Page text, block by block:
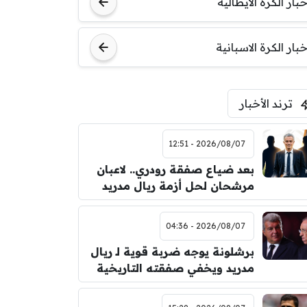
اودينيزي برشلونة
الكرة الاسبانية
ترند الأخبار
2026/08/07 - 12:51
بعد ضياع صفقة رودري.. لاعبان
مرشحان لحل أزمة ريال مدريد
2026/08/07 - 04:36
برشلونة يوجه ضربة قوية لـ ريال
مدريد ويخفي صفقته التاريخية